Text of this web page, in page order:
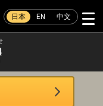
日本 EN 中文